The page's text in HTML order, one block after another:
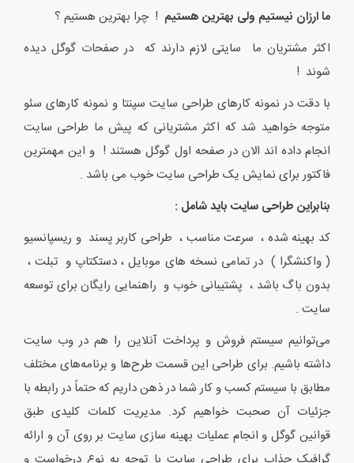
ما ارزان نیستیم ولی بهترین هستیم ! چرا بهترین هستیم ؟
اکثر مشتریان ما سایتی لازم دارند که در صفحات گوگل دیده
شوند !
با دقت در نمونه کارهای طراحی سایت سپنتا و نمونه کارهای سئو
متوجه خواهید شد که اکثر مشتریانی که پیش ما طراحی سایت
انجام داده اند الان در صفحه اول گوگل هستند ! و این مهمترین
فاکتور برای نمایش یک طراحی سایت خوب می باشد .
بنابراین طراحی سایت باید شامل :
کد بهینه شده ، سرعت مناسب ، طراحی کاربر پسند و ریسپانسیو
( واکنشگرا ) در تمامی نسخه های موبایل ، دستکتاپ و تبلت ،
بدون باگ باشد ، پشتیبانی خوب و راهنمایی رایگان برای توسعه
سایت .
می‌توانیم سیستم فروش و پرداخت آنلاین را هم در وب سایت
داشته باشیم. برای طراحی این قسمت طرح‌ها و برنامه‌های مختلف
مطابق با سیستم کسب و کار شما در ذهن داریم که حتماً در رابطه با
جزئیات آن صحبت خواهیم کرد. مدیریت کلمات کلیدی طبق
قوانین گوگل و انجام عملیات بهینه سازی سایت بر روی آن و ارائه